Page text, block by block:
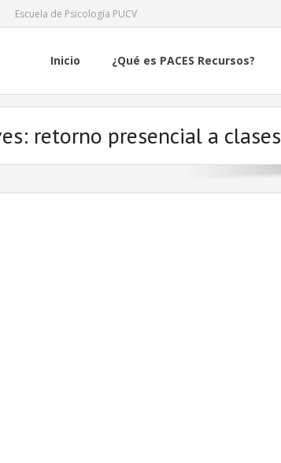
Escuela de Psicología PUCV
Inicio ¿Qué es PACES Recursos?
retorno presencial a clases